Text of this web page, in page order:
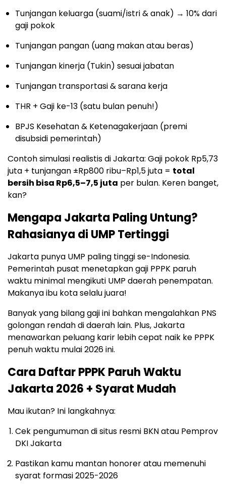
Tunjangan keluarga (suami/istri & anak) → 10% dari
gaji pokok
Tunjangan pangan (uang makan atau beras)
Tunjangan kinerja (Tukin) sesuai jabatan
Tunjangan transportasi & sarana kerja
THR + Gaji ke-13 (satu bulan penuh!)
BPJS Kesehatan & Ketenagakerjaan (premi
disubsidi pemerintah)
Contoh simulasi realistis di Jakarta: Gaji pokok Rp5,73
juta + tunjangan ±Rp800 ribu–Rp1,5 juta = total
bersih bisa Rp6,5–7,5 juta per bulan. Keren banget,
kan?
Mengapa Jakarta Paling Untung?
Rahasianya di UMP Tertinggi
Jakarta punya UMP paling tinggi se-Indonesia.
Pemerintah pusat menetapkan gaji PPPK paruh
waktu minimal mengikuti UMP daerah penempatan.
Makanya ibu kota selalu juara!
Banyak yang bilang gaji ini bahkan mengalahkan PNS
golongan rendah di daerah lain. Plus, Jakarta
menawarkan peluang karir lebih cepat naik ke PPPK
penuh waktu mulai 2026 ini.
Cara Daftar PPPK Paruh Waktu
Jakarta 2026 + Syarat Mudah
Mau ikutan? Ini langkahnya:
Cek pengumuman di situs resmi BKN atau Pemprov
DKI Jakarta
Pastikan kamu mantan honorer atau memenuhi
syarat formasi 2025-2026